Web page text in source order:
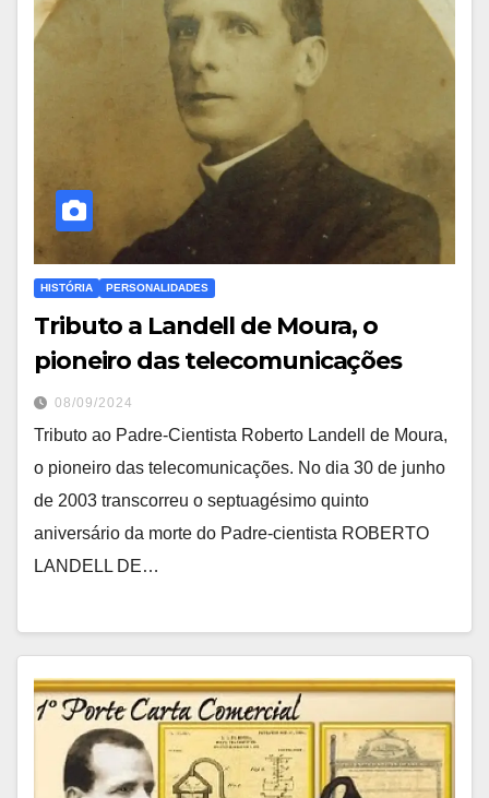
HISTÓRIA PERSONALIDADES
Tributo a Landell de Moura, o
pioneiro das telecomunicações
08/09/2024
Tributo ao Padre-Cientista Roberto Landell de Moura,
o pioneiro das telecomunicações. No dia 30 de junho
de 2003 transcorreu o septuagésimo quinto
aniversário da morte do Padre-cientista ROBERTO
LANDELL DE…